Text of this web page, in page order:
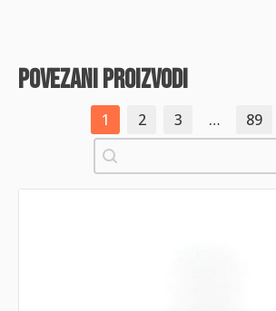
povezani proizvodi
1 2 3 … 89
Pretraži